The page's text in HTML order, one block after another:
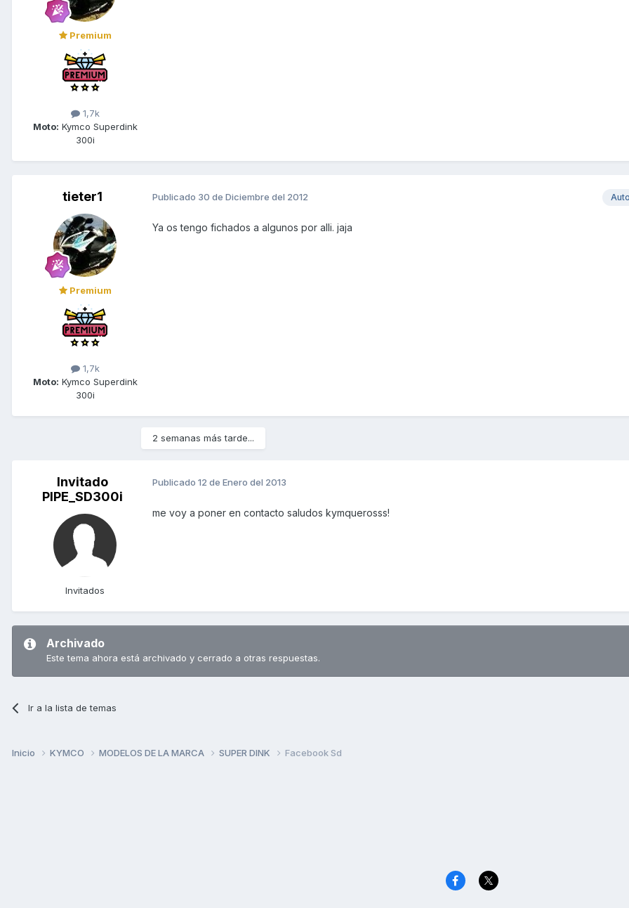
Premium
1,7k
Moto: Kymco Superdink
300i
tieter1
Premium
1,7k
Moto: Kymco Superdink
300i
Publicado 30 de Diciembre del 2012
Ya os tengo fichados a algunos por alli. jaja
2 semanas más tarde...
Invitado
PIPE_SD300i
Invitados
Publicado 12 de Enero del 2013
me voy a poner en contacto saludos kymquerosss!
Archivado
Este tema ahora está archivado y cerrado a otras respuestas.
Ir a la lista de temas
Inicio KYMCO MODELOS DE LA MARCA SUPER DINK Facebook Sd